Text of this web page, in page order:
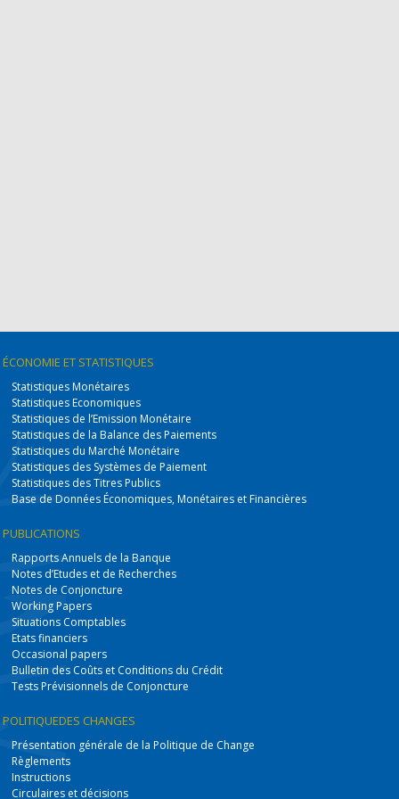
ÉCONOMIE ET STATISTIQUES
Statistiques Monétaires
Statistiques Economiques
Statistiques de l’Emission Monétaire
Statistiques de la Balance des Paiements
Statistiques du Marché Monétaire
Statistiques des Systèmes de Paiement
Statistiques des Titres Publics
Base de Données Économiques, Monétaires et Financières
PUBLICATIONS
Rapports Annuels de la Banque
Notes d’Etudes et de Recherches
Notes de Conjoncture
Working Papers
Situations Comptables
Etats financiers
Occasional papers
Bulletin des Coûts et Conditions du Crédit
Tests Prévisionnels de Conjoncture
POLITIQUEDES CHANGES
Présentation générale de la Politique de Change
Règlements
Instructions
Circulaires et décisions